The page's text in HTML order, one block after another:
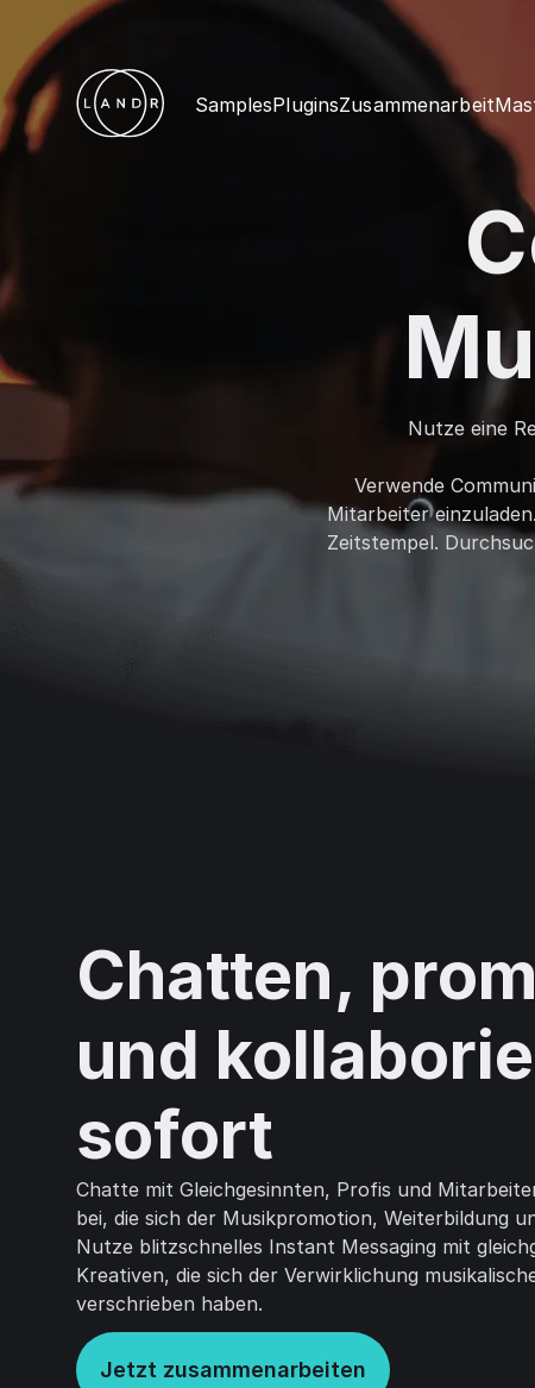
SamplesPluginsZusammenarbeit
Nutze eine
Verwende
Mitarbeiter
Zeitstempel.
Chatten,
und
sofort
Chatte mit Gleichgesinnten, Profis und
bei, die sich der Musikpromotion, Weiterbildung
Nutze blitzschnelles Instant Messaging mit
Kreativen, die sich der Verwirklichung
verschrieben haben.
Jetzt zusammenarbeiten